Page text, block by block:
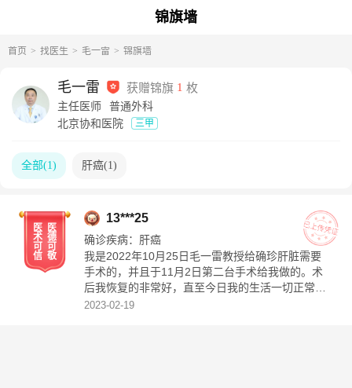
锦旗墙
首页 找医生 毛一雷 锦旗墙
毛一雷 获赠锦旗 1 枚
主任医师
普通外科
北京协和医院
三甲
全部(1) 肝癌(1)
医
术
可
信
医
德
可
敬
13***25
确诊疾病： 肝癌
我是2022年10月25日毛一雷教授给确珍肝脏需要
手术的，并且于11月2日第二台手术给我做的。术
后我恢复的非常好，直至今日我的生活一切正常。
在此任何方式也无法表达我对毛一雷教授的的感激
2023-02-19